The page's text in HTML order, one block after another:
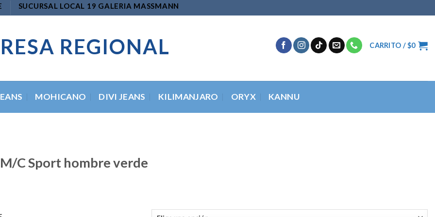
SUCURSAL LOCAL 19 GALERIA MASSMANN
REGIONAL CARRITO /$0
MOHICANO DIVI JEANS KILIMANJARO ORYX KANNU
C Sport hombre verde